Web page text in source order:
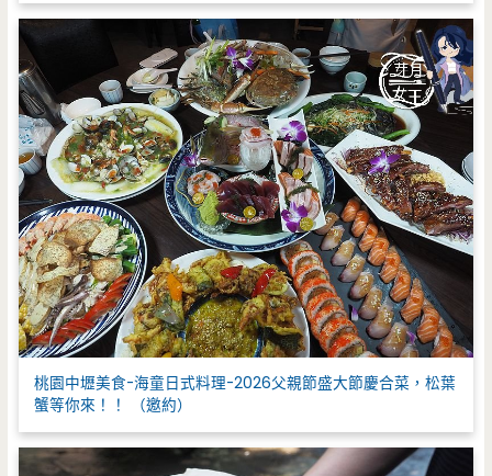
桃園中壢美食-海童日式料理-2026父親節盛大節慶合菜，松葉
蟹等你來！！ （邀約）